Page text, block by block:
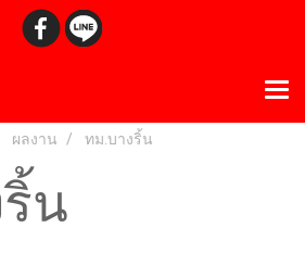
ผลงาน ทม.บางริ้น
น